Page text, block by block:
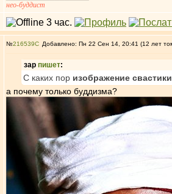
нео-буддист
№216539 Добавлено: Пн 22 Сен 14, 20:41 (12 лет
зар пишет:
С каких пор изображение
а почему только буддизма?